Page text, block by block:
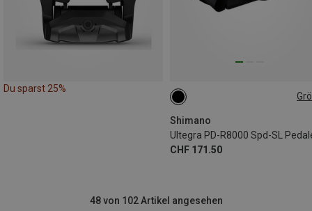
Du sparst 25%
Shimano
Ultegra PD-R8000 Spd-SL
CHF 171.50
ONE SIZE
48 von 102 Artikel angesehen